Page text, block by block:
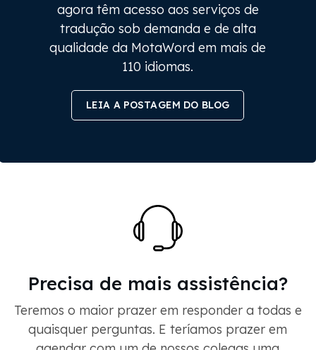
agora têm acesso aos serviços de
tradução sob demanda e de alta
qualidade da MotaWord em mais de
110 idiomas.
LEIA A POSTAGEM DO BLOG
Precisa de mais assistência?
Teremos o maior prazer em responder a todas e
quaisquer perguntas. E teríamos prazer em